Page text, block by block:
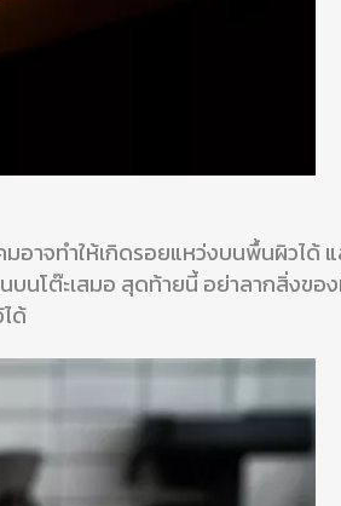
อาจทำให้เกิดรอยแหว่งบนพื้นผิวได้ แ
นโต๊ะเสมอ สุดท้ายนี้ อย่าลากสิ่งขอ
ด้